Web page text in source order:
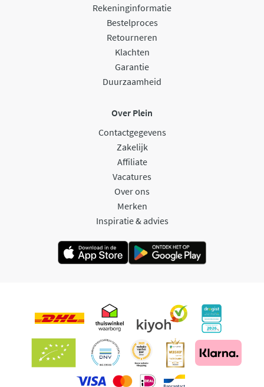
Rekeninginformatie
Bestelproces
Retourneren
Klachten
Garantie
Duurzaamheid
Over Plein
Contactgegevens
Zakelijk
Affiliate
Vacatures
Over ons
Merken
Inspiratie & advies